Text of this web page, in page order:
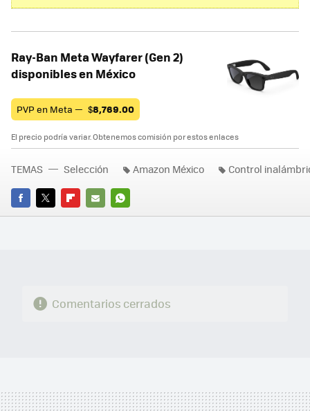
Ray-Ban Meta Wayfarer (Gen 2)
disponibles en México
PVP en Meta — $8,769.00
El precio podría variar. Obtenemos comisión por estos enlaces
FACEBOOK
TWITTERFLIPBOARD
E-
WHATSAPP
TEMAS Selección Amazon México Control
Comentarios cerrados